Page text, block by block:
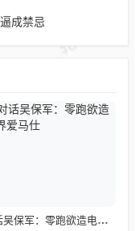
成禁忌
独家对话吴保军：零跑欲造电动车界爱马仕